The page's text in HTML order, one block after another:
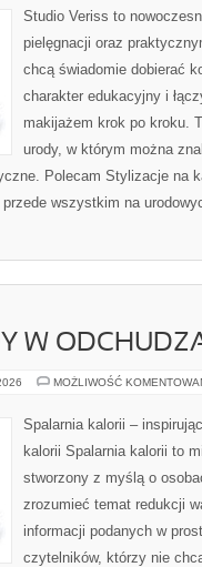
Studio Veriss to
pielęgnacji oraz
chcą świadomie dobierać
charakter edukacyjny i
makijażem krok po kroku.
urody, w którym można
Polecam Stylizacje na
wszystkim na
W
MOŻLIWOŚĆ
Spalarnia kalorii –
kalorii Spalarnia kalorii to
stworzony z myślą o
zrozumieć temat redukcji
informacji podanych w
czytelników, którzy nie